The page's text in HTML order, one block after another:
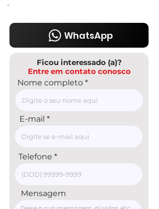
-
WhatsApp
Ficou interessado (a)?
Entre em contato conosco
Nome completo
E-mail
Telefone
Mensagem